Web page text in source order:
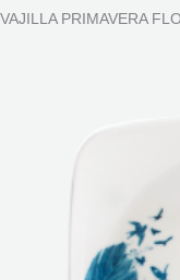
VAJILLA PRIMAVERA